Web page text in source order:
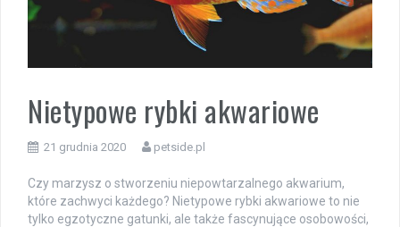
Nietypowe rybki akwariowe
21 grudnia 2020 petside.pl
Czy marzysz o stworzeniu niepowtarzalnego akwarium,
które zachwyci każdego? Nietypowe rybki akwariowe to nie
tylko egzotyczne gatunki, ale także fascynujące osobowości,